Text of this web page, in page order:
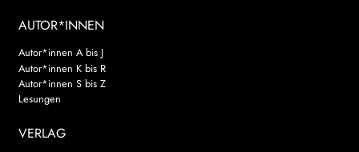
AUTOR*INNEN
Autor*innen A bis J
Autor*innen K bis R
Autor*innen S bis Z
Lesungen
VERLAG